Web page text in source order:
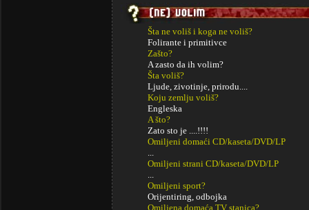
Šta ne voliš i koga ne voliš?
Folirante i primitivce
Zašto?
A zasto da ih volim?
Šta voliš?
Ljude, zivotinje, prirodu....
Koju zemlju voliš?
Engleska
A što?
Zato sto je ....!!!!
Omiljeni domaći CD/kaseta/DVD/LP
...
Omiljeni strani CD/kaseta/DVD/LP
...
Omiljeni sport?
Orijentiring, odbojka
Omiljena domaća TV stanica?